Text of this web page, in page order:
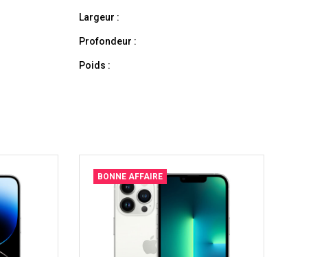
Largeur :
Profondeur :
Poids :
BONNE AFFAIRE